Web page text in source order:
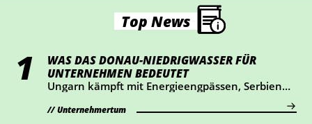
Top News
WAS DAS DONAU-NIEDRIGWASSER FÜR
UNTERNEHMEN BEDEUTET
Ungarn kämpft mit Energieengpässen, Serbien
Niedrigwasser für österreichische Unternehmen
Unternehmertum